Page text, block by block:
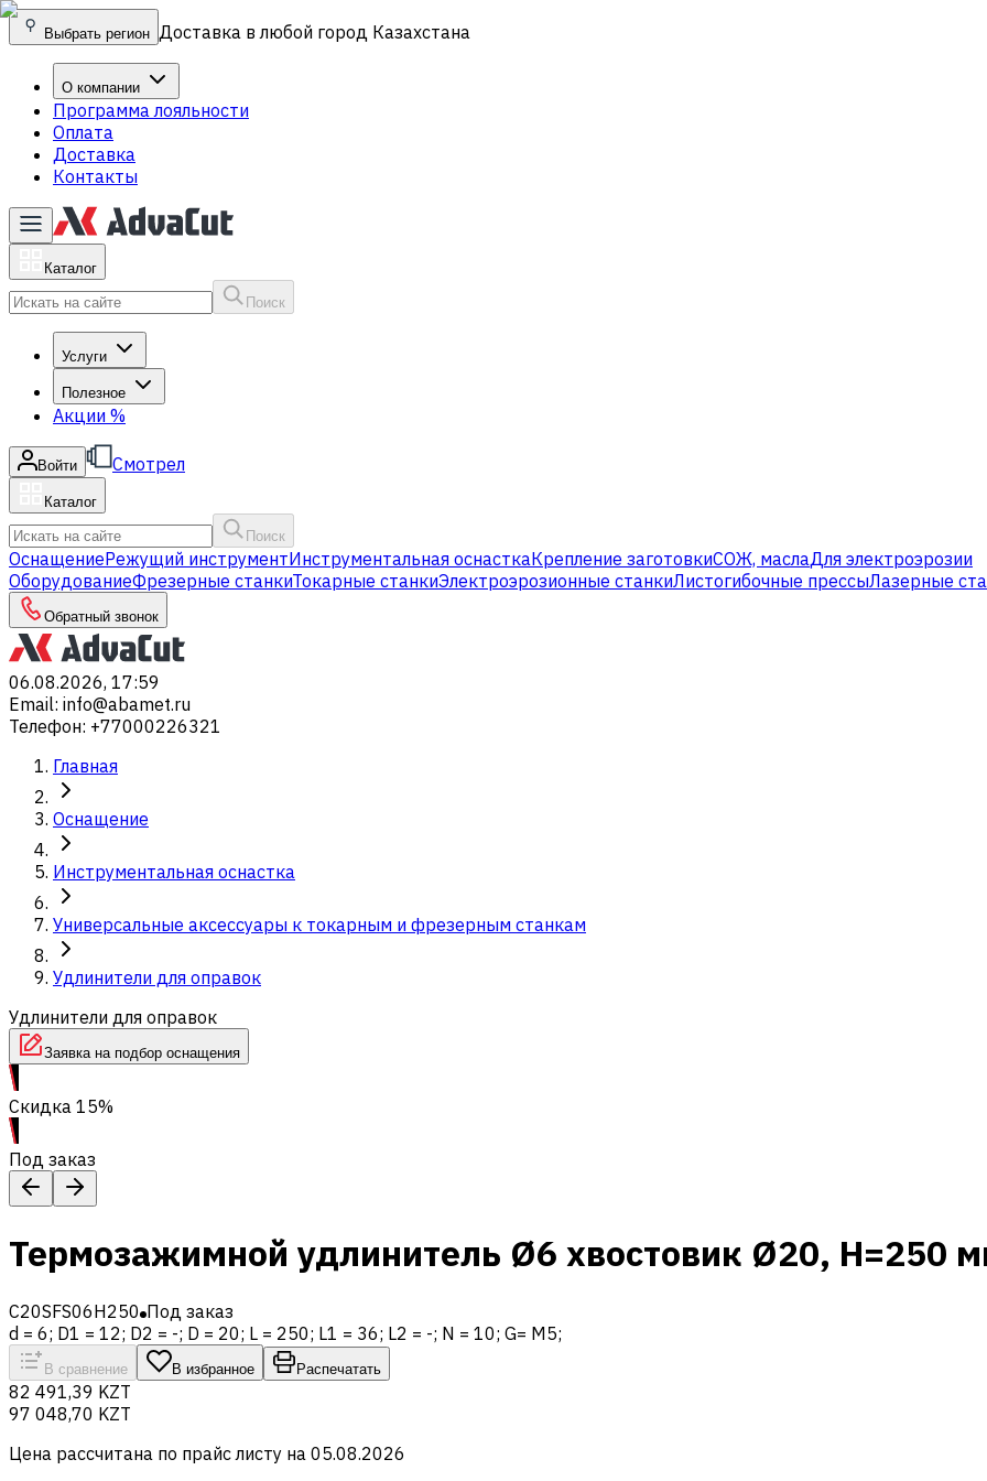
Выбрать регион Доставка в любой город Казахстана
О компании
Программа лояльности
Оплата
Доставка
Контакты
Каталог
Поиск
Услуги
Полезное
Акции %
Войти Смотрел
Каталог
Поиск
ОснащениеРежущий инструментИнструментальная оснасткаКрепление заготовкиСОЖ, маслаДля электроэрозии
ОборудованиеФрезерные станкиТокарные станкиЭлектроэрозионные станкиЛистогибочные прессыЛазерные
Обратный звонок
06.08.2026, 17:59
Email: info@abamet.ru
Телефон: +77000226321
Главная
Оснащение
Инструментальная оснастка
Универсальные аксессуары к токарным и фрезерным станкам
Удлинители для оправок
Удлинители для оправок
Заявка на подбор оснащения
Скидка 15%
Под заказ
Термозажимной удлинитель Ø6 хвостовик Ø20, H=250
C20SFS06H250 Под заказ
d = 6; D1 = 12; D2 = -; D = 20; L = 250; L1 = 36; L2 = -; N = 10; G= M5;
В сравнение В избранное Распечатать
82 491,39 KZT
97 048,70 KZT
Цена рассчитана по прайс листу на 05.08.2026